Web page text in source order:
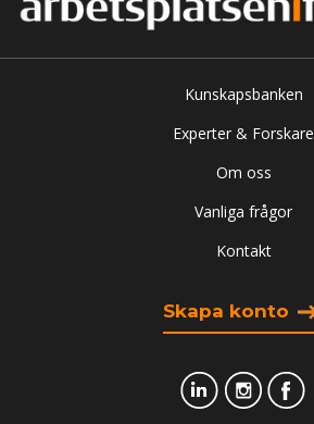
Kunskapsbanken
Experter & Forskare
Om oss
Vanliga frågor
Kontakt
Skapa konto